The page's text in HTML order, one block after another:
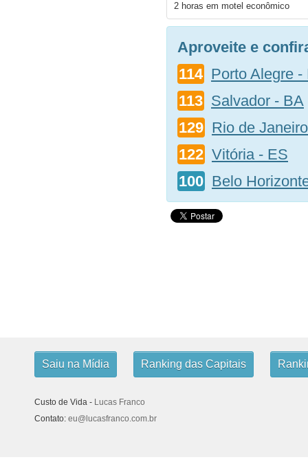
2 horas em motel econômico
Aproveite e
114 Porto Alegre -
113 Salvador - BA
129 Rio de
122 Vitória - ES
100 Belo
Saiu na Mídia Ranking das Capitais
Custo de Vida - Lucas Franco
Contato: eu@lucasfranco.com.br